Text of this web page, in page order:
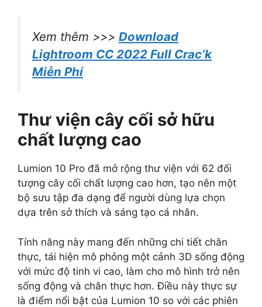
Xem thêm >>> Download
Lightroom CC 2022 Full Crac’k
Miễn Phí
Thư viện cây cối sở hữu
chất lượng cao
Lumion 10 Pro đã mở rộng thư viện với 62 đối
tượng cây cối chất lượng cao hơn, tạo nên một
bộ sưu tập đa dạng để người dùng lựa chọn
dựa trên sở thích và sáng tạo cá nhân.
Tính năng này mang đến những chi tiết chân
thực, tái hiện mô phỏng một cảnh 3D sống động
với mức độ tinh vi cao, làm cho mô hình trở nên
sống động và chân thực hơn. Điều này thực sự
là điểm nổi bật của Lumion 10 so với các phiên